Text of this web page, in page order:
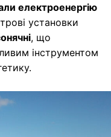
електроенергію
установки
, що
інструментом